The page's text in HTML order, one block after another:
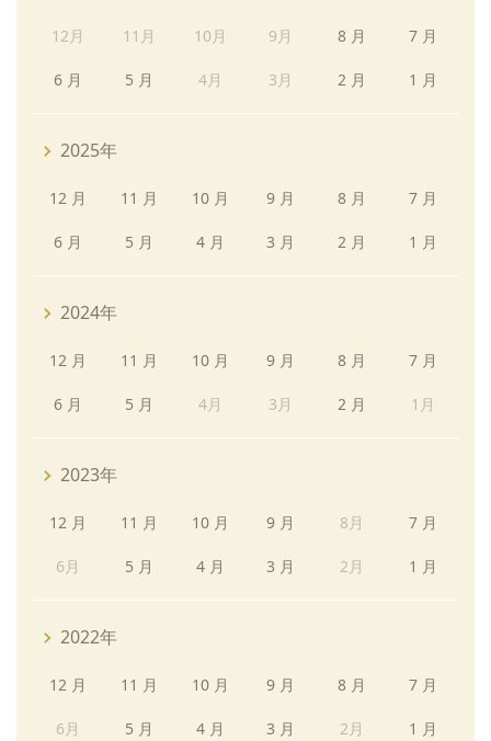
12月 11月 10月 9月 8 月 7 月
6 月 5 月 4月 3月 2 月 1 月
2025年
12 月 11 月 10 月 9 月 8 月 7 月
6 月 5 月 4 月 3 月 2 月 1 月
2024年
12 月 11 月 10 月 9 月 8 月 7 月
6 月 5 月 4月 3月 2 月 1月
2023年
12 月 11 月 10 月 9 月 8月 7 月
6月 5 月 4 月 3 月 2月 1 月
2022年
12 月 11 月 10 月 9 月 8 月 7 月
6月 5 月 4 月 3 月 2月 1 月